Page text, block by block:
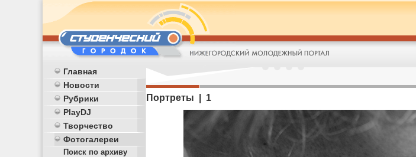
Главная
Новости
Рубрики
PlayDJ
Творчество
Фотогалереи
Поиск по архиву
Портреты | 1